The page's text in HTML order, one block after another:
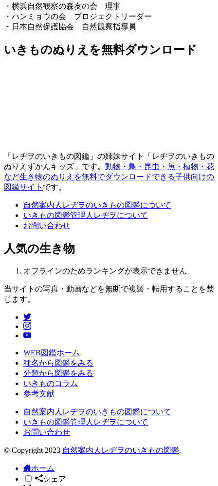
・横浜自然観察の森友の会 理事
・ハンミョウの会 プロジェクトリーダー
・日本自然保護協会 自然観察指導員
いきものぬりえを無料ダウンロード
「レヂヲのいきもの図鑑」の姉妹サイト「レヂヲのいきもの
ぬりえずかんキッズ」です。 動物・鳥・昆虫・魚・植物・花
など生き物のぬりえを無料でダウンロードできる子供向けの
図鑑サイト です。
自然案内人レヂヲのいきもの図鑑について
いきもの図鑑管理人レヂヲについて
お問い合わせ
人気の生き物
オフラインのためランキングが表示できません
当サイトの写真・動画などを無断で複製・転用することを禁
じます。
WEB図鑑ホーム
種名から図鑑をみる
分類から図鑑をみる
いきものコラム
参考文献
自然案内人レヂヲのいきもの図鑑について
いきもの図鑑管理人レヂヲについて
お問い合わせ
© Copyright 2023 自然案内人レヂヲのいきもの図鑑.
ホーム
シェア